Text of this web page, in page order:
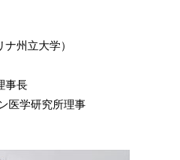
州立大学）
事長
医学研究所理事